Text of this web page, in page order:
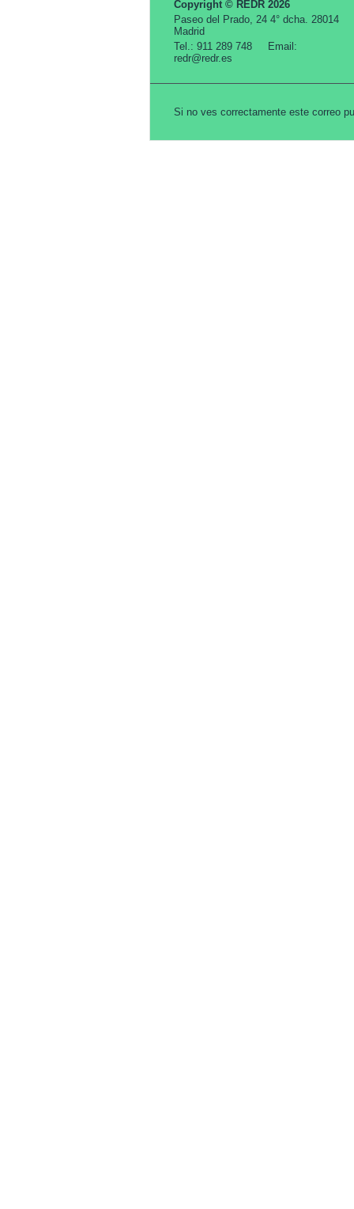
Copyright © REDR 2026
Paseo del Prado, 24 4° dcha. 28014
Madrid
Tel.: 911 289 748 Email:
redr@redr.es
Si no ves correctamente este correo